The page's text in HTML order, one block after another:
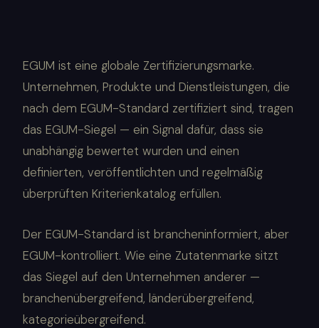
EGUM ist eine globale Zertifizierungsmarke.
Unternehmen, Produkte und Dienstleistungen, die
nach dem EGUM-Standard zertifiziert sind, tragen
das EGUM-Siegel — ein Signal dafür, dass sie
unabhängig bewertet wurden und einen
definierten, veröffentlichten und regelmäßig
überprüften Kriterienkatalog erfüllen.
Der EGUM-Standard ist brancheninformiert, aber
EGUM-kontrolliert. Wie eine Zutatenmarke sitzt
das Siegel auf den Unternehmen anderer —
branchenübergreifend, länderübergreifend,
kategorieübergreifend.